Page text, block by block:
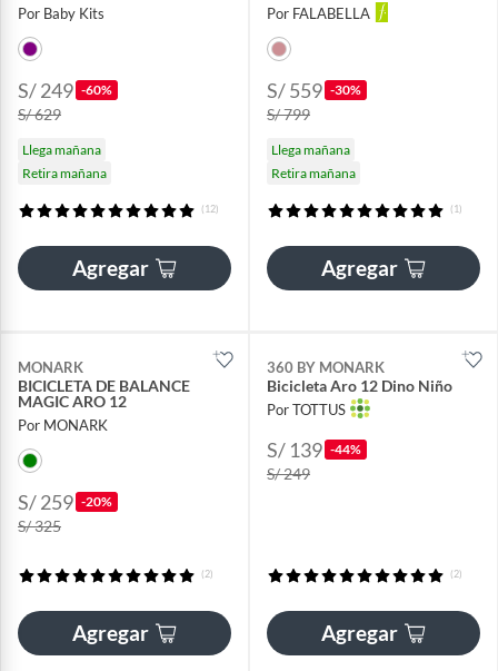
Por Baby Kits
S/ 249 -60%
S/ 629
Llega mañana
Retira mañana
(12)
Agregar
Por FALABELLA
S/ 559 -30%
S/ 799
Llega mañana
Retira mañana
(1)
Agregar
MONARK
BICICLETA DE BALANCE
MAGIC ARO 12
Por MONARK
S/ 259 -20%
S/ 325
(2)
Agregar
360 BY MONARK
Bicicleta Aro 12 Dino Niño
Por TOTTUS
S/ 139 -44%
S/ 249
(2)
Agregar